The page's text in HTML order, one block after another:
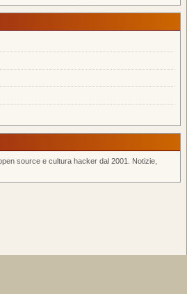
open source e cultura hacker dal 2001. Notizie,